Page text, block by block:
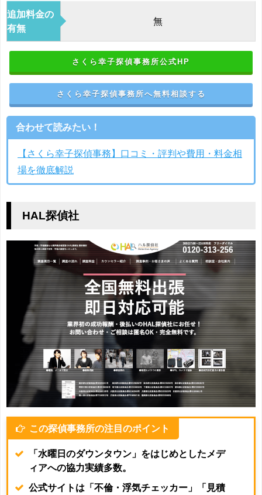
追加料金の
有無
無
さくら幸子探偵事務所公式HP
さくら幸子探偵事務所へ無料相談する
合わせて読みたい！
【さくら幸子探偵事務】口コミ・評判や費用・料金相
場を徹底解説
HAL探偵社
この探偵事務所の注目のポイント
「水曜日のダウンタウン」をはじめとしたメデ
ィアへの協力実績多数。
公式サイトは「不倫・浮気チェッカー」「見積